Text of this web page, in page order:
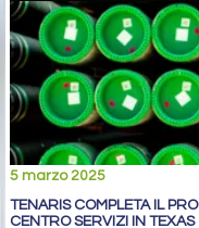
5 marzo 2025
TENARIS COMPLETA IL
CENTRO SERVIZI IN TEXAS